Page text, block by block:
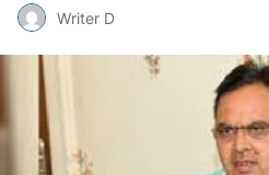
Writer D